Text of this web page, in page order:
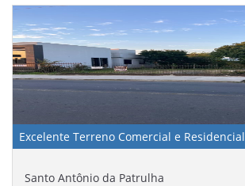
Excelente Terreno Comercial e Residencial
Santo Antônio da Patrulha